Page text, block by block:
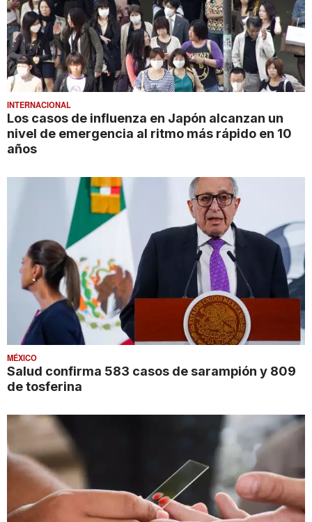
INTERNACIONAL
Los casos de influenza en Japón alcanzan un
nivel de emergencia al ritmo más rápido en 10
años
MÉXICO
Salud confirma 583 casos de sarampión y 809
de tosferina